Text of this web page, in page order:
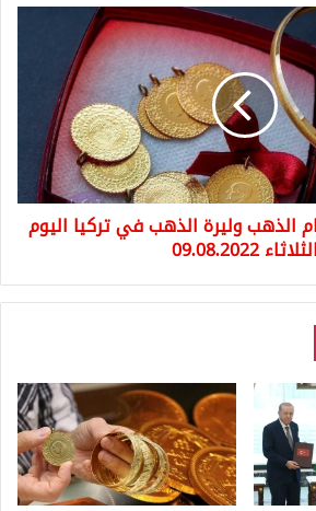
الذهب وليرة الذهب في تركيا اليوم
الثلاثاء 09.08.2022